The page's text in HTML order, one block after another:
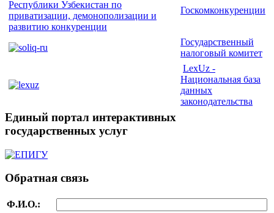
Госкомконкуренции
Государственный
налоговый комитет
LexUz -
Национальная база
данных
законодательства
Единый портал интерактивных
государственных услуг
Обратная связь
Ф.И.О.: